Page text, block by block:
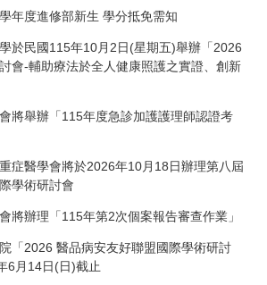
年度進修部新生 學分抵免需知
於民國115年10月2日(星期五)舉辦「2026
會-輔助療法於全人健康照護之實證、創新
將舉辦「115年度急診加護護理師認證考
症醫學會將於2026年10月18日辦理第八屆
學術研討會
將辦理「115年第2次個案報告審查作業」
「2026 醫品病安友好聯盟國際學術研討
6月14日(日)截止